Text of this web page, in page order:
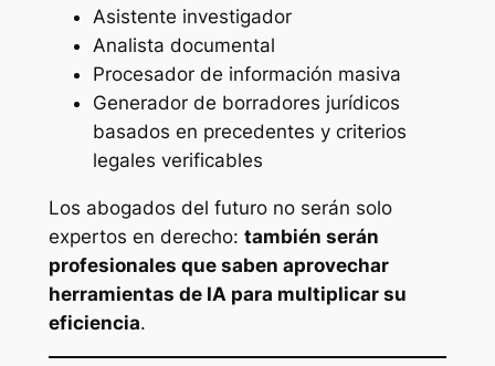
Asistente investigador
Analista documental
Procesador de información masiva
Generador de borradores jurídicos
basados en precedentes y criterios
legales verificables
Los abogados del futuro no serán solo
expertos en derecho: también serán
profesionales que saben aprovechar
herramientas de IA para multiplicar su
eficiencia.